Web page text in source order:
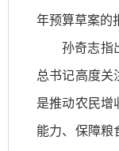
年预算草案的
孙奇志指
总书记高度关
是推动农民增
能力、保障粮